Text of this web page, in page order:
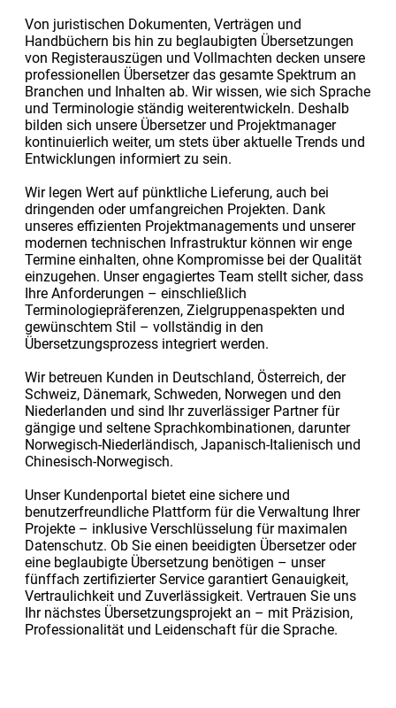
Von juristischen Dokumenten, Verträgen und
Handbüchern bis hin zu beglaubigten Übersetzungen
von Registerauszügen und Vollmachten decken unsere
professionellen Übersetzer das gesamte Spektrum an
Branchen und Inhalten ab. Wir wissen, wie sich Sprache
und Terminologie ständig weiterentwickeln. Deshalb
bilden sich unsere Übersetzer und Projektmanager
kontinuierlich weiter, um stets über aktuelle Trends und
Entwicklungen informiert zu sein.
Wir legen Wert auf pünktliche Lieferung, auch bei
dringenden oder umfangreichen Projekten. Dank
unseres effizienten Projektmanagements und unserer
modernen technischen Infrastruktur können wir enge
Termine einhalten, ohne Kompromisse bei der Qualität
einzugehen. Unser engagiertes Team stellt sicher, dass
Ihre Anforderungen – einschließlich
Terminologiepräferenzen, Zielgruppenaspekten und
gewünschtem Stil – vollständig in den
Übersetzungsprozess integriert werden.
Wir betreuen Kunden in Deutschland, Österreich, der
Schweiz, Dänemark, Schweden, Norwegen und den
Niederlanden und sind Ihr zuverlässiger Partner für
gängige und seltene Sprachkombinationen, darunter
Norwegisch-Niederländisch, Japanisch-Italienisch und
Chinesisch-Norwegisch.
Unser Kundenportal bietet eine sichere und
benutzerfreundliche Plattform für die Verwaltung Ihrer
Projekte – inklusive Verschlüsselung für maximalen
Datenschutz. Ob Sie einen beeidigten Übersetzer oder
eine beglaubigte Übersetzung benötigen – unser
fünffach zertifizierter Service garantiert Genauigkeit,
Vertraulichkeit und Zuverlässigkeit. Vertrauen Sie uns
Ihr nächstes Übersetzungsprojekt an – mit Präzision,
Professionalität und Leidenschaft für die Sprache.